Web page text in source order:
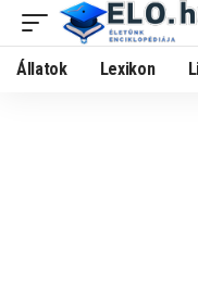
Állatok Lexikon